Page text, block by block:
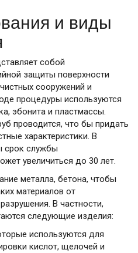
и виды
собой
защиты поверхности
сооружений и
процедуры используются
эбонита и пластмассы.
проводится, что бы придать
характеристики. В
срок службы
увеличиться до 30 лет.
металла, бетона, чтобы
материалов от
В частности,
следующие изделия:
используются для
кислот, щелочей и